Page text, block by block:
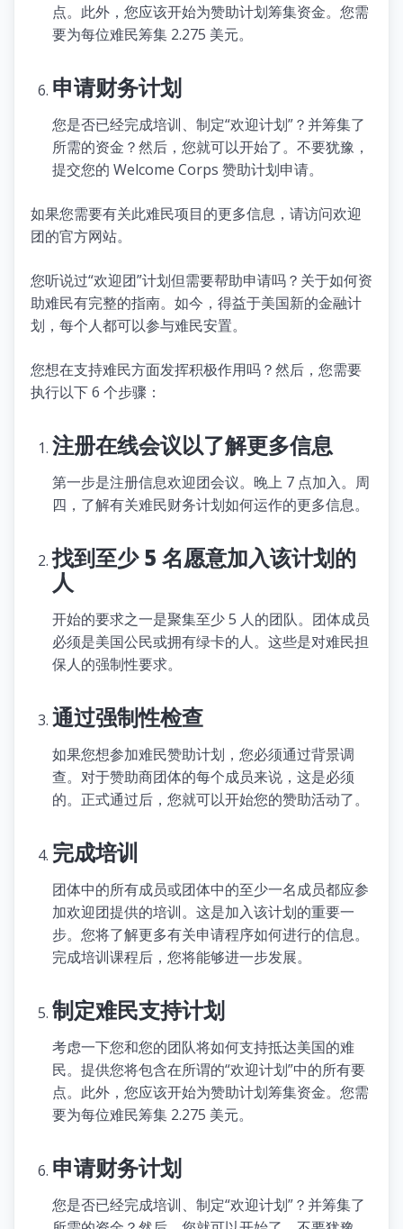
点。此外，您应该开始为赞助计划筹集资金。您需
要为每位难民筹集 2.275 美元。
申请财务计划
您是否已经完成培训、制定“欢迎计划”？并筹集了
所需的资金？然后，您就可以开始了。不要犹豫，
提交您的 Welcome Corps 赞助计划申请。
如果您需要有关此难民项目的更多信息，请访问欢迎
团的官方网站。
您听说过“欢迎团”计划但需要帮助申请吗？关于如何资
助难民有完整的指南。如今，得益于美国新的金融计
划，每个人都可以参与难民安置。
您想在支持难民方面发挥积极作用吗？然后，您需要
执行以下 6 个步骤：
注册在线会议以了解更多信息
第一步是注册信息欢迎团会议。晚上 7 点加入。周
四，了解有关难民财务计划如何运作的更多信息。
找到至少 5 名愿意加入该计划的
人
开始的要求之一是聚集至少 5 人的团队。团体成员
必须是美国公民或拥有绿卡的人。这些是对难民担
保人的强制性要求。
通过强制性检查
如果您想参加难民赞助计划，您必须通过背景调
查。对于赞助商团体的每个成员来说，这是必须
的。正式通过后，您就可以开始您的赞助活动了。
完成培训
团体中的所有成员或团体中的至少一名成员都应参
加欢迎团提供的培训。这是加入该计划的重要一
步。您将了解更多有关申请程序如何进行的信息。
完成培训课程后，您将能够进一步发展。
制定难民支持计划
考虑一下您和您的团队将如何支持抵达美国的难
民。提供您将包含在所谓的“欢迎计划”中的所有要
点。此外，您应该开始为赞助计划筹集资金。您需
要为每位难民筹集 2.275 美元。
申请财务计划
您是否已经完成培训、制定“欢迎计划”？并筹集了